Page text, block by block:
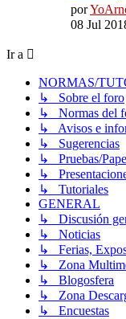
por
08 Jul
Ir a
NORMAS/
↳ Sobre el foro
↳ Normas del
↳ Avisos e
↳ Sugerencias
↳ Pruebas/
↳
↳ Tutoriales
GENERAL
↳ Discusión
↳ Noticias
↳ Ferias,
↳ Zona
↳ Blogosfera
↳ Zona
↳ Encuestas